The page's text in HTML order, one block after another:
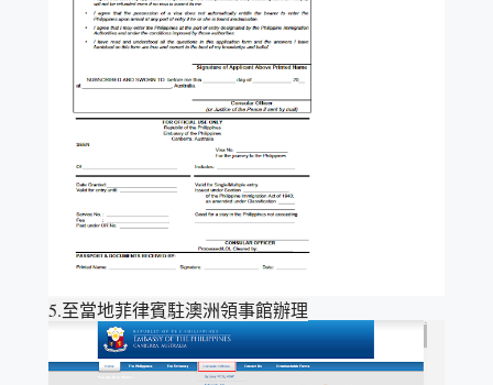
5.至當地菲律賓駐澳洲領事館辦理